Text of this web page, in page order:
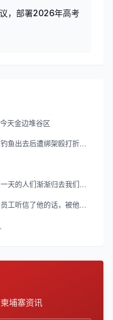
，部署2026年高考
天金边堆谷区
鱼出去后遭绑架殴打折
天的人们渐渐归去我们的
工听信了他的话，被他带
埔寨资讯